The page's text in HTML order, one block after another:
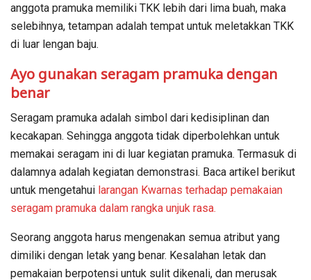
anggota pramuka memiliki TKK lebih dari lima buah, maka
selebihnya, tetampan adalah tempat untuk meletakkan TKK
di luar lengan baju.
Ayo gunakan seragam pramuka dengan
benar
Seragam pramuka adalah simbol dari kedisiplinan dan
kecakapan. Sehingga anggota tidak diperbolehkan untuk
memakai seragam ini di luar kegiatan pramuka. Termasuk di
dalamnya adalah kegiatan demonstrasi. Baca artikel berikut
untuk mengetahui larangan Kwarnas terhadap pemakaian
seragam pramuka dalam rangka unjuk rasa.
Seorang anggota harus mengenakan semua atribut yang
dimiliki dengan letak yang benar. Kesalahan letak dan
pemakaian berpotensi untuk sulit dikenali, dan merusak